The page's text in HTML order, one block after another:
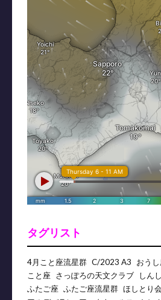
タグリスト
4月こと座流星群 C/2023 A3 おう
こと座 さっぽろの天文クラブ しん
ふたご座 ふたご座流星群 ほしとり会